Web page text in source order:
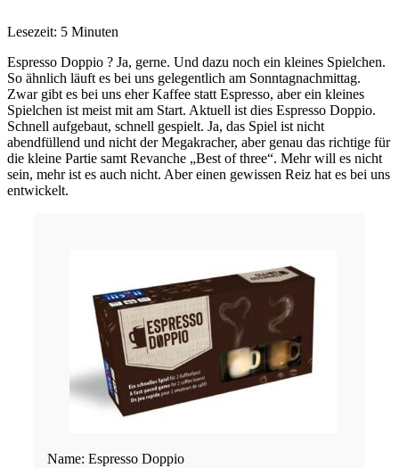
Lesezeit: 5 Minuten
Espresso Doppio ? Ja, gerne. Und dazu noch ein kleines Spielchen.
So ähnlich läuft es bei uns gelegentlich am Sonntagnachmittag.
Zwar gibt es bei uns eher Kaffee statt Espresso, aber ein kleines
Spielchen ist meist mit am Start. Aktuell ist dies Espresso Doppio.
Schnell aufgebaut, schnell gespielt. Ja, das Spiel ist nicht
abendfüllend und nicht der Megakracher, aber genau das richtige für
die kleine Partie samt Revanche „Best of three“. Mehr will es nicht
sein, mehr ist es auch nicht. Aber einen gewissen Reiz hat es bei uns
entwickelt.
Name: Espresso Doppio